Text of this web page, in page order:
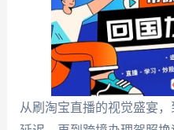
从刷淘宝直播的视觉盛宴